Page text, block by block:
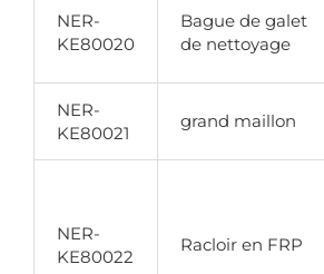
NER-
KE80020
Bague de galet
de nettoyage
NER-
KE80021
grand maillon
NER-
KE80022
Racloir en FRP